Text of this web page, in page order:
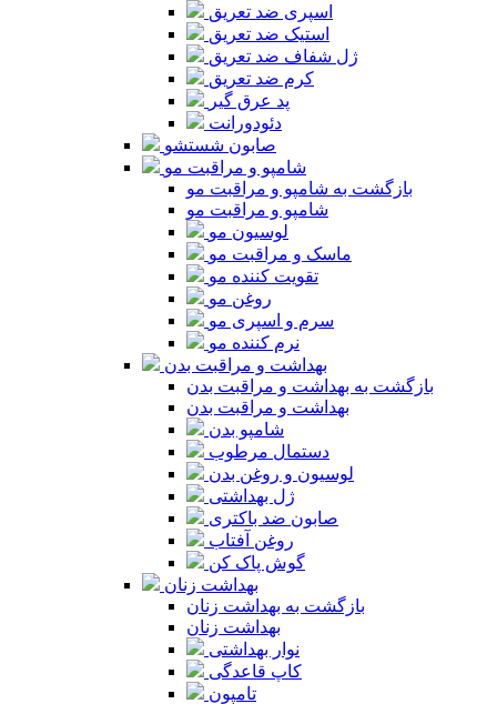
اسپری ضد تعریق
استیک ضد تعریق
ژل شفاف ضد تعریق
کرم ضد تعریق
پد عرق گیر
دئودورانت
صابون شستشو
شامپو و مراقبت مو
بازگشت به شامپو و مراقبت مو
شامپو و مراقبت مو
لوسیون مو
ماسک و مراقبت مو
تقویت کننده مو
روغن مو
سرم و اسپری مو
نرم کننده مو
بهداشت و مراقبت بدن
بازگشت به بهداشت و مراقبت بدن
بهداشت و مراقبت بدن
شامپو بدن
دستمال مرطوب
لوسیون و روغن بدن
ژل بهداشتی
صابون ضد باکتری
روغن آفتاب
گوش پاک کن
بهداشت زنان
بازگشت به بهداشت زنان
بهداشت زنان
نوار بهداشتی
کاپ قاعدگی
تامپون